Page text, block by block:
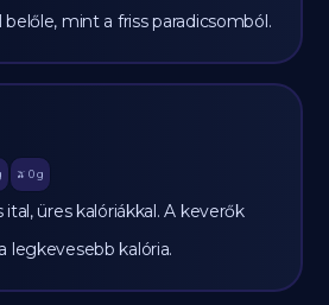
mint a friss paradicsomból.
🫒 0 g
üres kalóriákkal. A keverők
legkevesebb kalória.